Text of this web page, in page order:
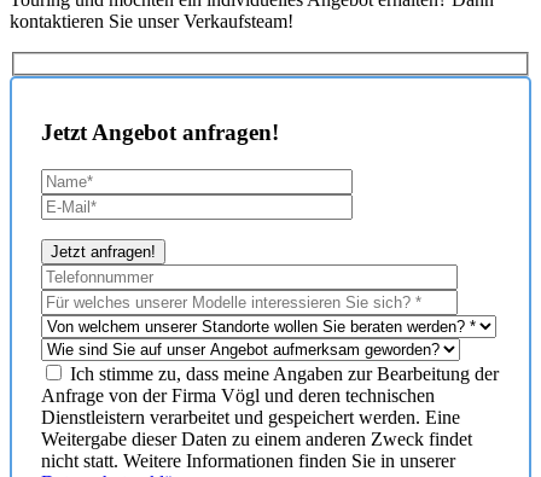
kontaktieren Sie unser Verkaufsteam!
Jetzt Angebot anfragen!
Ich stimme zu, dass meine Angaben zur Bearbeitung der
Anfrage von der Firma Vögl und deren technischen
Dienstleistern verarbeitet und gespeichert werden. Eine
Weitergabe dieser Daten zu einem anderen Zweck findet
nicht statt. Weitere Informationen finden Sie in unserer